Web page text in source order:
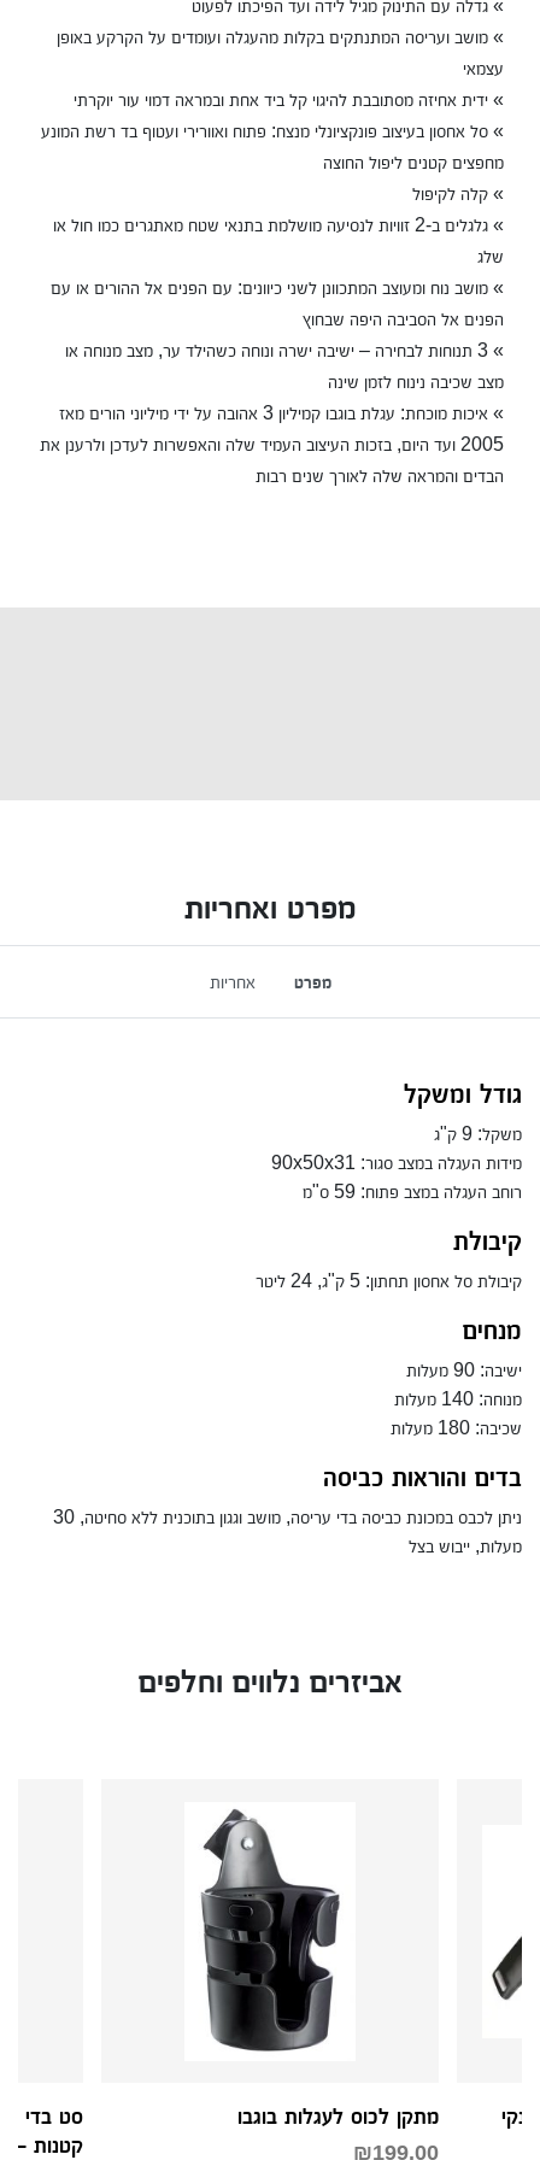
» גדלה עם התינוק מגיל לידה ועד הפיכתו לפעוט
» מושב ועריסה המתנתקים בקלות מהעגלה ועומדים על הקרקע באופן
עצמאי
» ידית אחיזה מסתובבת להיגוי קל ביד אחת ובמראה דמוי עור יוקרתי
» סל אחסון בעיצוב פונקציונלי מנצח: פתוח ואוורירי ועטוף בד רשת המונע
מחפצים קטנים ליפול החוצה
» קלה לקיפול
» גלגלים ב-2 זוויות לנסיעה מושלמת בתנאי שטח מאתגרים כמו חול או
שלג
» מושב נוח ומעוצב המתכוונן לשני כיוונים: עם הפנים אל ההורים או עם
הפנים אל הסביבה היפה שבחוץ
» 3 תנוחות לבחירה – ישיבה ישרה ונוחה כשהילד ער, מצב מנוחה או
מצב שכיבה נינוח לזמן שינה
» איכות מוכחת: עגלת בוגבו קמיליון 3
אהובה על ידי מיליוני הורים מאז
2005 ועד היום, בזכות העיצוב העמיד שלה והאפשרות לעדכן ולרענן את
הבדים והמראה שלה לאורך שנים רבות
מפרט ואחריות
מפרט אחריות
גודל ומשקל
משקל: 9 ק"ג
מידות העגלה במצב סגור: 90x50x31
רוחב העגלה במצב פתוח: 59 ס"מ
קיבולת
קיבולת סל אחסון תחתון: 5 ק"ג, 24 ליטר
מנחים
ישיבה: 90 מעלות
מנוחה: 140 מעלות
שכיבה: 180 מעלות
בדים והוראות כביסה
ניתן לכבס במכונת כביסה בדי עריסה, מושב וגגון בתוכנית ללא סחיטה, 30
מעלות, ייבוש בצל
אביזרים נלווים וחלפים
ולשתייה לבי 6, דונקי מתקן לכוס לעגלות בוגבו
₪199.00
סט בדי
קטנות –